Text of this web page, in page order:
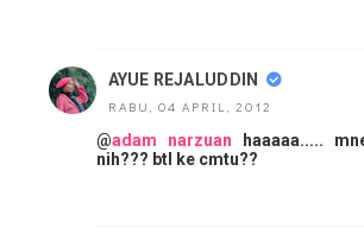
AYUE REJALUDDIN
RABU, 04 APRIL, 2012
@adam narzuan haaaaa.....
nih??? btl ke cmtu??